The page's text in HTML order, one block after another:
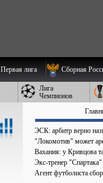
Первая лига Сборная
Лига
Чемпионов
ЭСК: арбитр верно
"Локомотив" может
Вахания: у Кривцова
Экс-тренер
Агент футболиста